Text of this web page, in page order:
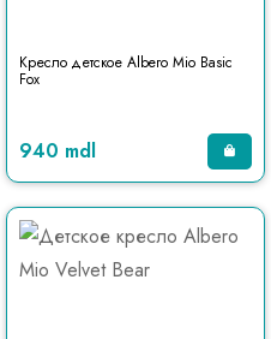
Кресло детское Albero Mio Basic
Fox
940 mdl